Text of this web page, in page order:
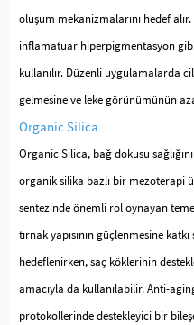
oluşum mekanizmalarını hedef
inflamatuar hiperpigmentasyon
kullanılır. Düzenli uygulamalarda
gelmesine ve leke görünümünün
Organic Silica
Organic Silica, bağ dokusu
organik silika bazlı bir mezoterapi
sentezinde önemli rol oynayan
tırnak yapısının güçlenmesine
hedeflenirken, saç köklerinin
amacıyla da kullanılabilir. Anti-
protokollerinde destekleyici bir